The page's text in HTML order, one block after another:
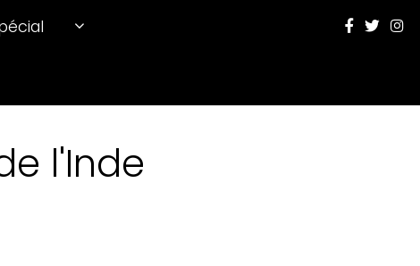
l'Inde